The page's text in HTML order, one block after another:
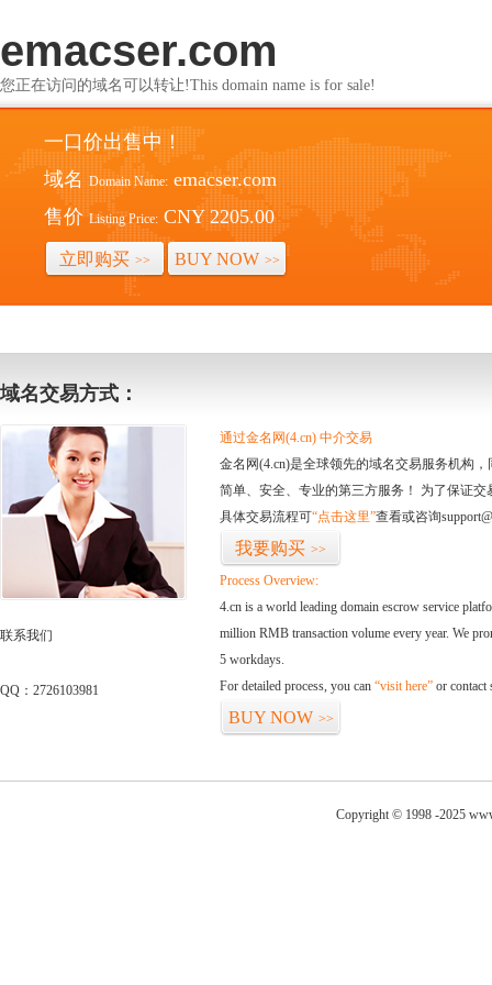
emacser.com
您正在访问的域名可以转让!This domain name is for sale!
一口价出售中！
域名 Domain Name: emacser.com
售价 Listing Price: CNY 2205.00
立即购买 >> BUY NOW >>
域名交易方式：
联系我们
QQ：2726103981
通过金名网(4.cn) 中介交易
金名网(4.cn)是全球领先的域名交易服务机构
简单、安全、专业的第三方服务！ 为了保证
具体交易流程可“点击这里”查看或咨询
我要购买 >>
Process Overview:
4.cn is a world leading domain escrow service
million RMB transaction volume every year. We
5 workdays.
For detailed process, you can “visit here” or contact
BUY NOW >>
Copyright © 1998 -2025